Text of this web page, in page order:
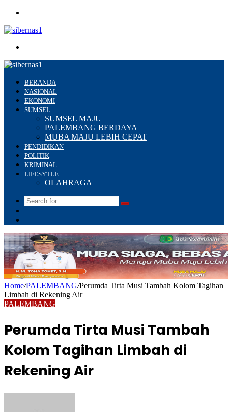
BERANDA
NASIONAL
EKONOMI
SUMSEL
SUMSEL MAJU
PALEMBANG BERDAYA
MUBA MAJU LEBIH CEPAT
PENDIDIKAN
POLITIK
KRIMINAL
LIFESYTLE
OLAHRAGA
Search
Home/PALEMBANG/Perumda Tirta Musi Tambah Kolom Tagihan
Limbah di Rekening Air
PALEMBANG
Perumda Tirta Musi Tambah
Kolom Tagihan Limbah di
Rekening Air